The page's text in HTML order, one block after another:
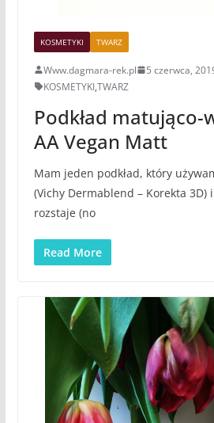
KOSMETYKI TWARZ
Www.dagmara-rek.pl 5 czerwca,
KOSMETYKI,TWARZ
Podkład matująco-
AA Vegan Matt
Mam jeden podkład, który
(Vichy Dermablend – Korekta 3D)
rozstaje (no
Read More